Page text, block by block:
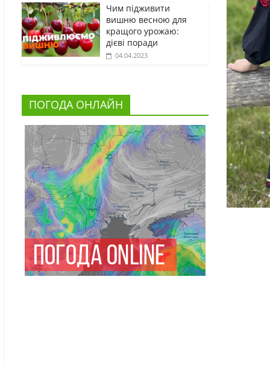
Чим підживити
вишню весною для
кращого урожаю:
дієві поради
04.04.2023
ПОГОДА ОНЛАЙН